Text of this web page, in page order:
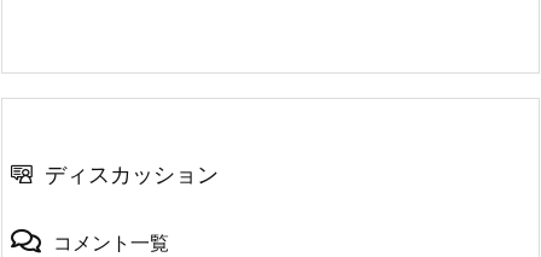
ディスカッション
コメント一覧